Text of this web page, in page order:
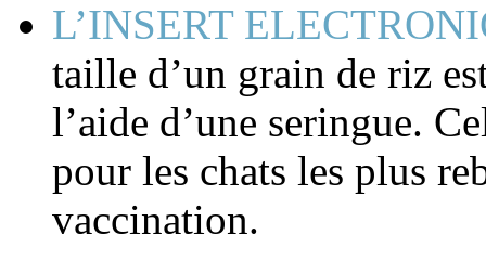
L’INSERT
taille d’un grain de riz
l’aide d’une seringue.
pour les chats les plus
vaccination.